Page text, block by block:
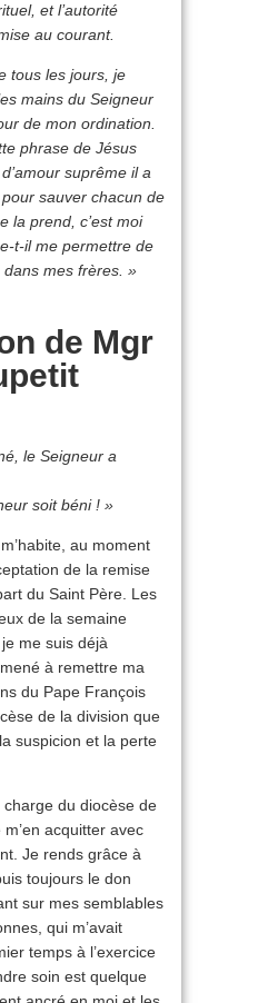
et l’autorité
au courant.
tous les jours, je
mains du Seigneur
de mon ordination.
phrase de Jésus
suprême il a
sauver chacun de
la prend, c’est moi
t-il me permettre de
mes frères. »
de Mgr
le Seigneur a
soit béni ! »
au moment
de la remise
du Saint Père. Les
de la semaine
me suis déjà
à remettre ma
du Pape François
de la division que
suspicion et la perte
charge du diocèse de
acquitter avec
Je rends grâce à
toujours le don
sur mes semblables
qui m’avait
temps à l’exercice
soin est quelque